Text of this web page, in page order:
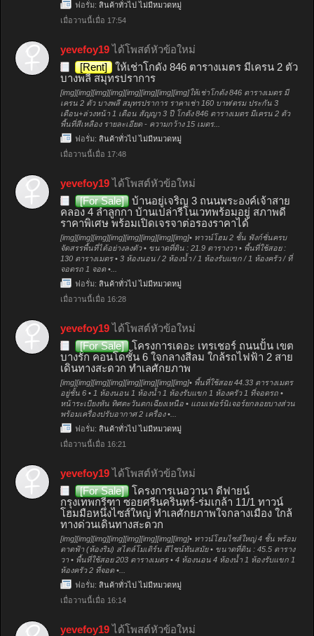
ฟอรั่ม: สินค้าทั่วไป ไม่มีหมวดหมู่
เมื่อวานนี้เมื่อ 17:54
yevefoy19ได้โพสต์หัวข้อใหม่
[Rent]
ให้เช่าโกดัง 846 ตารางเมตร มีเครน 2 ตัว
บางพลี สมุทรปราการ
[img][img][img][img][img][img][img][img]ให้เช่าโกดัง 846 ตารางเมตร มี
เครน 2 ตัว บางพลี สมุทรปราการ ราคาเช่า 160 บาท/ตรม ประกัน 3
เดือน+ล่วงหน้า 1 เดือน สัญญา 3 ปี โกดัง 846 ตารางเมตร มีเครน 2 ตัว
พื้นที่สีเหลือง รายละเอียด - ความกว้าง 15 เมตร...
ฟอรั่ม: สินค้าทั่วไป ไม่มีหมวดหมู่
เมื่อวานนี้เมื่อ 17:48
yevefoy19ได้โพสต์หัวข้อใหม่
[For Sale]
บ้านอยู่เจริญ 3 ถนนพระองค์เจ้าสาย
คลอง 4 ลำลูกกา บ้านเปล่ารีโนเวทพร้อมอยู่ สภาพดี
ราคาพิเศษ พร้อมเปิดเจรจาต่อรองราคาได้
[img][img][img][img][img][img][img][img]• ทาวน์โฮม 2 ชั้น ฟังก์ชั่นครบ
จัดสรรพื้นที่ได้อย่างลงตัว • ขนาดที่ดิน : 21.9 ตารางวา • พื้นที่ใช้สอย :
130 ตารางเมตร • 3 ห้องนอน / 2 ห้องน้ำ / 1 ห้องรับแขก / 1 ห้องครัว / ที่
จอดรถ 1 จอด •...
ฟอรั่ม: สินค้าทั่วไป ไม่มีหมวดหมู่
เมื่อวานนี้เมื่อ 16:28
yevefoy19ได้โพสต์หัวข้อใหม่
[For Sale]
โครงการเดอะ เทรเชอร์ ถนนปั้น เขต
บางรัก คอนโดชั้น 6 ใจกลางสีลม ใกล้รถไฟฟ้า 2 สาย
เดินทางสะดวก ทำเลศักยภาพ
[img][img][img][img][img][img][img][img]• พื้นที่ใช้สอย 44.33 ตารางเมตร
อยู่ชั้น 6 • 1 ห้องนอน 1 ห้องน้ำ 1 ห้องรับแขก 1 ห้องครัว 1 ที่จอดรถ •
หน้าระเบียงหัน ทิศตะวันตกเฉียงเหนือ • แถมเฟอร์นิเจอร์ยกลอยบางส่วน
พร้อมเครื่องปรับอากาศ 2 เครื่อง •...
ฟอรั่ม: สินค้าทั่วไป ไม่มีหมวดหมู่
เมื่อวานนี้เมื่อ 16:21
yevefoy19ได้โพสต์หัวข้อใหม่
[For Sale]
โครงการเนอวานา ดีฟายน์
กรุงเทพกรีฑา ซอยศรีนครินทร์-ร่มเกล้า 11/1 ทาวน์
โฮมมือหนึ่งไซส์ใหญ่ ทำเลศักยภาพใจกลางเมือง ใกล้
ทางด่วนเดินทางสะดวก
[img][img][img][img][img][img][img][img]• ทาวน์โฮมไซส์ใหญ่ 4 ชั้น พร้อม
ดาดฟ้า (ห้องริม) สไตล์โมเดิร์น ดีไซน์ทันสมัย • ขนาดที่ดิน : 45.5 ตาราง
วา • พื้นที่ใช้สอย 203 ตารางเมตร • 4 ห้องนอน 4 ห้องน้ำ 1 ห้องรับแขก 1
ห้องครัว 2 ที่จอด •...
ฟอรั่ม: สินค้าทั่วไป ไม่มีหมวดหมู่
เมื่อวานนี้เมื่อ 16:14
yevefoy19ได้โพสต์หัวข้อใหม่